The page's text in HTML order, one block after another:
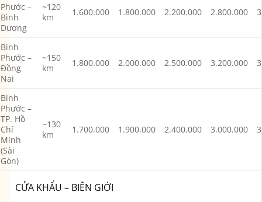
Phước –
Bình
Dương
~120
km
1.600.000 1.800.000 2.200.000 2.800.000
Bình
Phước –
Đồng
Nai
~150
km
1.800.000 2.000.000 2.500.000 3.200.000
Bình
Phước –
TP. Hồ
Chí
Minh
(Sài
Gòn)
~130
km
1.700.000 1.900.000 2.400.000 3.000.000
CỬA KHẨU – BIÊN GIỚI